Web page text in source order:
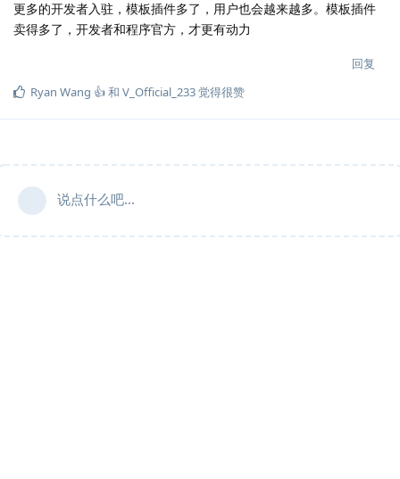
更多的开发者入驻，模板插件多了，用户也会越来越多。模板插件
卖得多了，开发者和程序官方，才更有动力
回复
Ryan Wang 👍和 V_Official_233觉得很赞
说点什么吧...